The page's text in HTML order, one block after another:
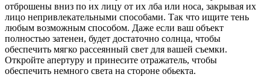
отброшены вниз по их лицу от их лба или носа, закрывая их
лицо непривлекательными способами. Так что ищите тень
любым возможным способом. Даже если ваш объект
полностью затенен, будет достаточно солнца, чтобы
обеспечить мягко рассеянный свет для вашей съемки.
Откройте апертуру и принесите отражатель, чтобы
обеспечить немного света на стороне обьекта.